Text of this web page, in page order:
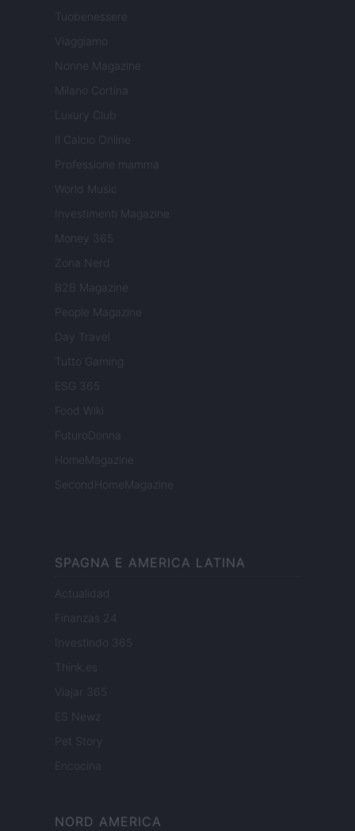
Tuobenessere
Viaggiamo
Nonne Magazine
Milano Cortina
Luxury Club
Il Calcio Online
Professione mamma
World Music
Investimenti Magazine
Money 365
Zona Nerd
B2B Magazine
People Magazine
Day Travel
Tutto Gaming
ESG 365
Food Wiki
FuturoDonna
HomeMagazine
SecondHomeMagazine
SPAGNA E AMERICA LATINA
Actualidad
Finanzas 24
Investindo 365
Think.es
Viajar 365
ES Newz
Pet Story
Encocina
NORD AMERICA